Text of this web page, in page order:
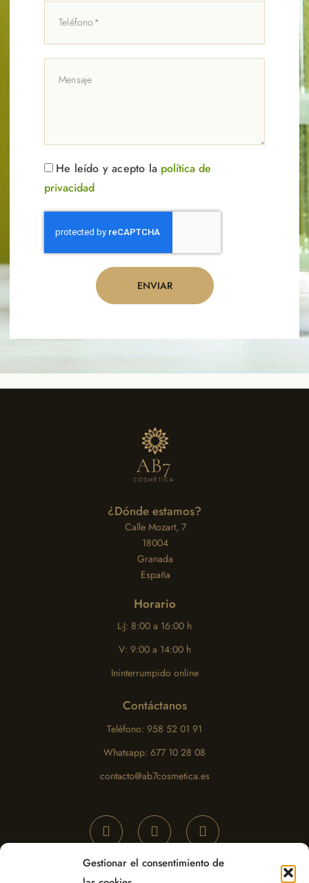
Gestionar el consentimiento de
He leído y acepto la política de
privacidad
ENVIAR
¿Dónde estamos?
Calle Mozart, 7
18004
Granada
España
Horario
L-J: 8:00 a 16:00 h
V: 9:00 a 14:00 h
Ininterrumpido online
Contáctanos
Teléfono: 958 52 01 91
Whatsapp: 677 10 28 08
contacto@ab7cosmetica.es